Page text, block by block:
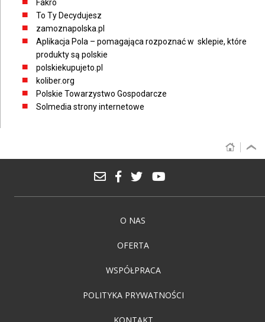
Fakro
To Ty Decydujesz
zamoznapolska.pl
Aplikacja Pola – pomagająca rozpoznać w sklepie, które
produkty są polskie
polskiekupujeto.pl
koliber.org
Polskie Towarzystwo Gospodarcze
Solmedia strony internetowe
O NAS
OFERTA
WSPÓŁPRACA
POLITYKA PRYWATNOŚCI